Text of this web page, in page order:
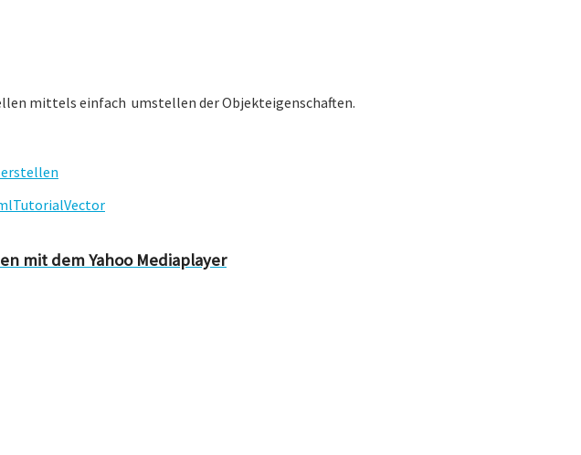
mittels einfach umstellen der Objekteigenschaften.
TutorialVector
mit dem Yahoo Mediaplayer